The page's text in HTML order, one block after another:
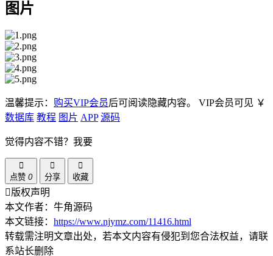
图片
温馨提示： 购买VIP会员后可阅读隐藏内容。 VIP会员可见 ￥
数据库 教程 图片 APP 源码
觉得内容不错？我要
点赞 0 分享 收藏
版权声明
本文作者：牛角源码
本文链接： https://www.njymz.com/11416.html
转载需注明文章出处，若本文内容有侵犯到您合法权益，请联
系站长删除